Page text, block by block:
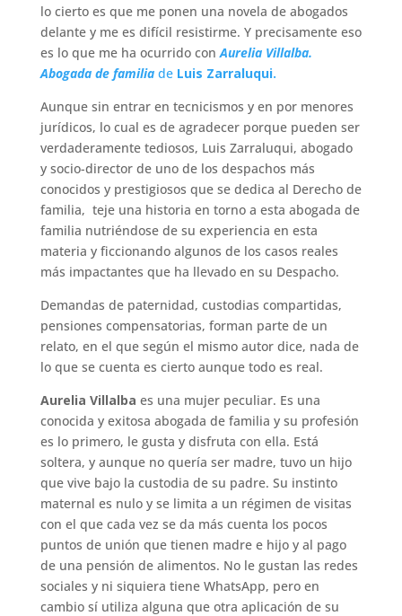
lo cierto es que me ponen una novela de abogados
delante y me es difícil resistirme. Y precisamente eso
es lo que me ha ocurrido conAurelia Villalba.
Abogada de familia de Luis Zarraluqui.
Aunque sin entrar en tecnicismos y en por menores
jurídicos, lo cual es de agradecer porque pueden ser
verdaderamente tediosos, Luis Zarraluqui, abogado
y socio-director de uno de los despachos más
conocidos y prestigiosos que se dedica al Derecho de
familia, teje una historia en torno a esta abogada de
familia nutriéndose de su experiencia en esta
materia y ficcionando algunos de los casos reales
más impactantes que ha llevado en su Despacho.
Demandas de paternidad, custodias compartidas,
pensiones compensatorias, forman parte de un
relato, en el que según el mismo autor dice, nada de
lo que se cuenta es cierto aunque todo es real.
Aurelia Villalba es una mujer peculiar. Es una
conocida y exitosa abogada de familia y su profesión
es lo primero, le gusta y disfruta con ella. Está
soltera, y aunque no quería ser madre, tuvo un hijo
que vive bajo la custodia de su padre. Su instinto
maternal es nulo y se limita a un régimen de visitas
con el que cada vez se da más cuenta los pocos
puntos de unión que tienen madre e hijo y al pago
de una pensión de alimentos. No le gustan las redes
sociales y ni siquiera tiene WhatsApp, pero en
cambio sí utiliza alguna que otra aplicación de su